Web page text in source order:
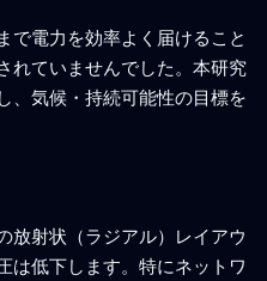
で電力を効率よく届けること
れていませんでした。本研究
、気候・持続可能性の目標を
放射状（ラジアル）レイアウ
は低下します。特にネットワ